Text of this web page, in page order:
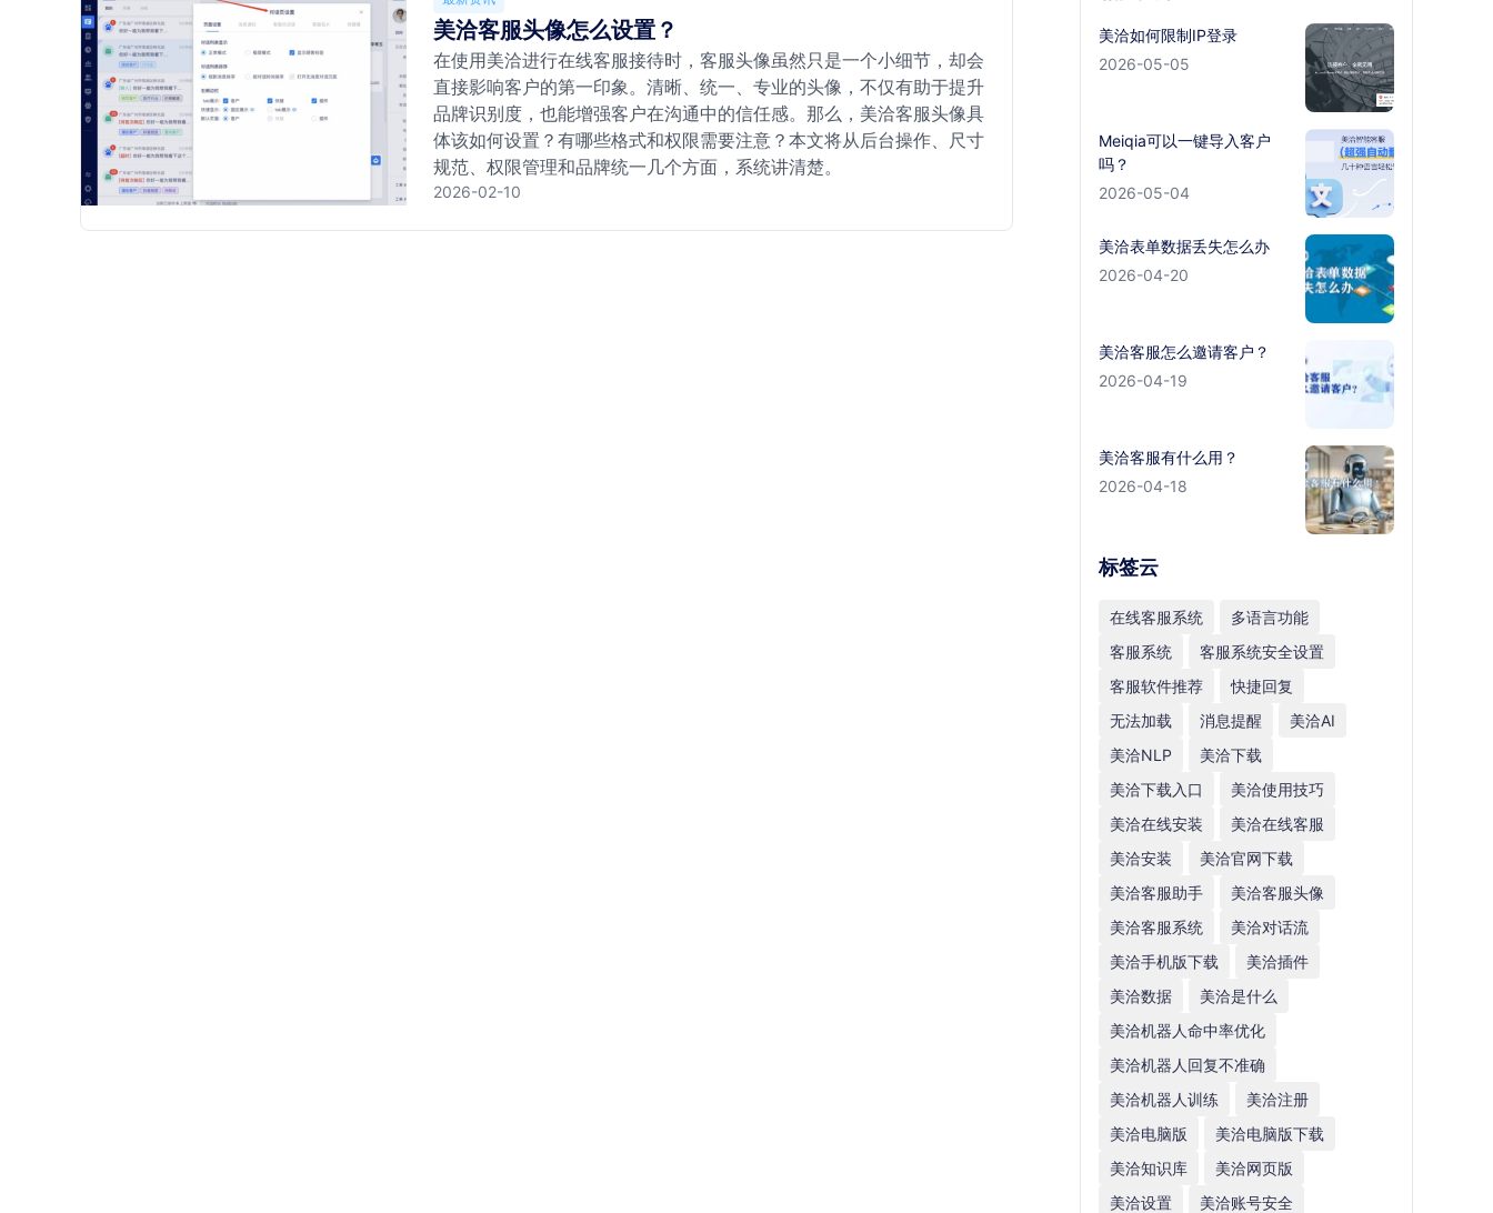
美洽客服头像怎么设置？
在使用美洽进行在线客服接待时，客服头像虽然只是一个小细节，却会
直接影响客户的第一印象。清晰、统一、专业的头像，不仅有助于提升
品牌识别度，也能增强客户在沟通中的信任感。那么，美洽客服头像具
体该如何设置？有哪些格式和权限需要注意？本文将从后台操作、尺寸
规范、权限管理和品牌统一几个方面，系统讲清楚。
2026-02-10
美洽如何限制IP登录
2026-05-05
Meiqia可以一键导入客户
吗？
2026-05-04
美洽表单数据丢失怎么办
2026-04-20
美洽客服怎么邀请客户？
2026-04-19
美洽客服有什么用？
2026-04-18
标签云
在线客服系统
多语言功能
客服系统
客服系统安全设置
客服软件推荐
快捷回复
无法加载
消息提醒
美洽AI
美洽NLP
美洽下载
美洽下载入口
美洽使用技巧
美洽在线安装
美洽在线客服
美洽安装
美洽官网下载
美洽客服助手
美洽客服头像
美洽客服系统
美洽对话流
美洽手机版下载
美洽插件
美洽数据
美洽是什么
美洽机器人命中率优化
美洽机器人回复不准确
美洽机器人训练
美洽注册
美洽电脑版
美洽电脑版下载
美洽知识库
美洽网页版
美洽设置
美洽账号安全